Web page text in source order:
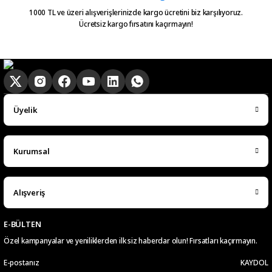
bilgilendirme yapiliyor ve ayni
gun kargoya verilmesini
E... E... | 20/05/2026
Ürün güzel
hasan aslan | 03/04/2026
Hızlıca elime ulaştı
emre hasdemir | 15/03/2026
Çok hızlı bir şekilde elimize ulaştı
çok teşekkür ederim
Ramazan Subaşı | 25/02/2026
1000 TL ve üzeri alışverişlerinizde kargo ücretini biz karşılıyoruz.
Ücretsiz kargo fırsatını kaçırmayın!
Üyelik
Kurumsal
Alışveriş
E-BÜLTEN
Özel kampanyalar ve yeniliklerden ilk siz haberdar olun! Fırsatları kaçırmayın.
KAYDOL